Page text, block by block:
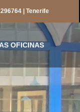
| Tenerife
OFICINAS